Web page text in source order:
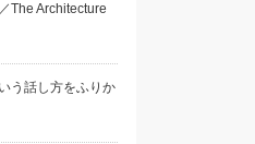
The Architecture
う話し方をふりか